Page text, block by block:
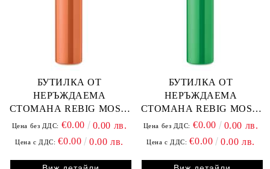
БУТИЛКА ОТ
НЕРЪЖДАЕМА
СТОМАНА REBIG MOSS,
ОРАНЖЕВА
Цена без ДДС: €0.00 0.00 лв.
Цена с ДДС: €0.00 0.00 лв.
БУТИЛКА ОТ
НЕРЪЖДАЕМА
СТОМАНА REBIG MOSS,
ЗЕЛЕНА
Цена без ДДС: €0.00 0.00 лв.
Цена с ДДС: €0.00 0.00 лв.